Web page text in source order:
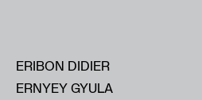
ERIBON DIDIER
ERNYEY GYULA